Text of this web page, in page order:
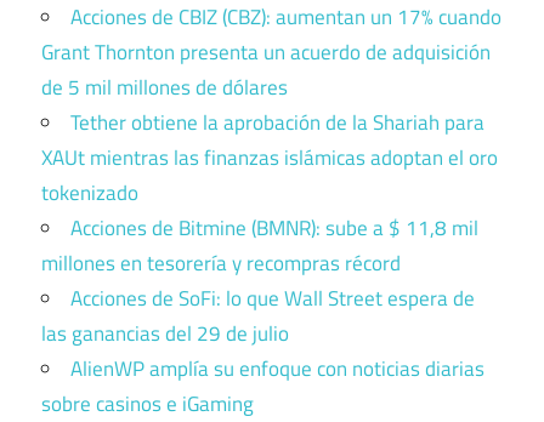
Acciones de CBIZ (CBZ): aumentan un 17% cuando
Grant Thornton presenta un acuerdo de adquisición
de 5 mil millones de dólares
Tether obtiene la aprobación de la Shariah para
XAUt mientras las finanzas islámicas adoptan el oro
tokenizado
Acciones de Bitmine (BMNR): sube a $ 11,8 mil
millones en tesorería y recompras récord
Acciones de SoFi: lo que Wall Street espera de
las ganancias del 29 de julio
AlienWP amplía su enfoque con noticias diarias
sobre casinos e iGaming